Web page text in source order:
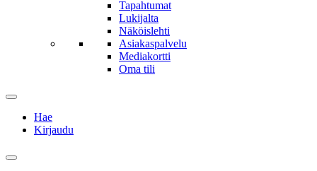
Tapahtumat
Lukijalta
Näköislehti
Asiakaspalvelu
Mediakortti
Oma tili
Hae
Kirjaudu